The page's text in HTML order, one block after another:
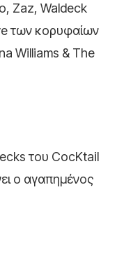
Ζaz, Waldeck
των κορυφαίων
Williams & The
του CocKtail
ο αγαπημένος